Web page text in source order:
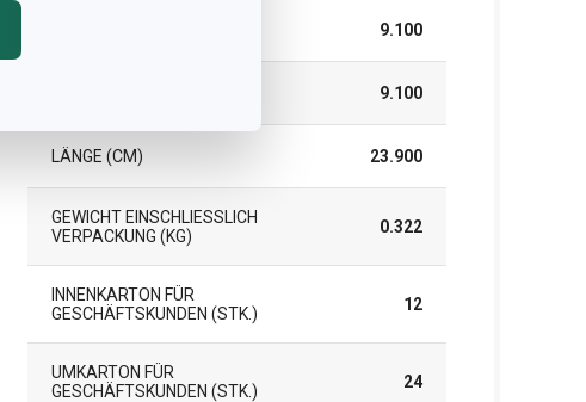
9.100
9.100
LÄNGE (CM) 23.900
GEWICHT EINSCHLIESSLICH V
ERPACKUNG (KG)
0.322
INNENKARTON FÜR
GESCHÄFTSKUNDEN (STK.)
12
UMKARTON FÜR
GESCHÄFTSKUNDEN (STK.)
24